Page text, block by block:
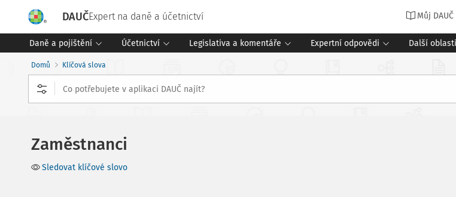
DAUČExpert na daně a účetnictví Můj DAUČ
Daně a pojištění Účetnictví Legislativa a komentáře Expertní odpovědi Další oblasti
Domů Klíčová slova
Zaměstnanci
Sledovat klíčové slovo